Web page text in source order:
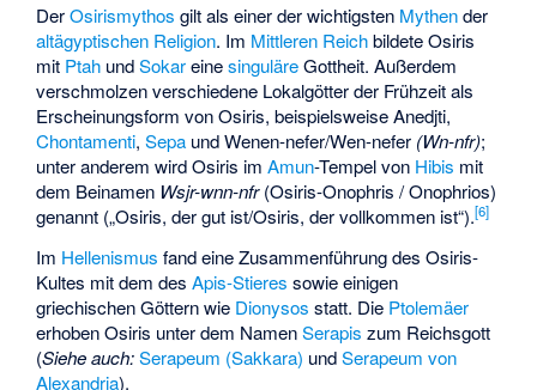
DerOsirismythos gilt als einer der wichtigsten Mythender
altägyptischen Religion. Im Mittleren Reichbildete Osiris
mit Ptah undSokareinesinguläreGottheit. Außerdem
verschmolzen verschiedene Lokalgötter der Frühzeit als
Erscheinungsform von Osiris, beispielsweiseAnedjti,
Chontamenti,Sepa und Wenen-nefer/Wen-nefer (Wn-nfr);
unter anderem wird Osiris imAmun-Tempel von Hibis mit
dem Beinamen Wsjr-wnn-nfr(Osiris-Onophris / Onophrios)
genannt („Osiris, der gut ist/Osiris, der vollkommen ist“).[6]
Im Hellenismus fand eine Zusammenführung des Osiris-
Kultes mit dem desApis-Stieres sowie einigen
griechischen Göttern wie Dionysos statt. Die Ptolemäer
erhoben Osiris unter dem NamenSerapis zum Reichsgott
(Siehe auch: Serapeum (Sakkara) undSerapeum von
Alexandria).